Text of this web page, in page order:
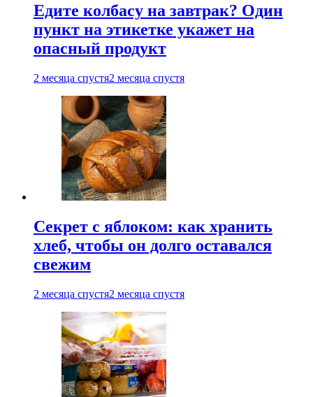
Едите колбасу на завтрак? Один
пункт на этикетке укажет на
опасный продукт
2 месяца спустя2 месяца спустя
Секрет с яблоком: как хранить
хлеб, чтобы он долго оставался
свежим
2 месяца спустя2 месяца спустя